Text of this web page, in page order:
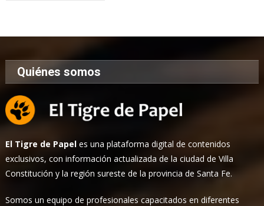
Quiénes somos
El Tigre de Papel es una plataforma digital de contenidos
exclusivos, con información actualizada de la ciudad de Villa
Constitución y la región sureste de la provincia de Santa Fe.
Somos un equipo de profesionales capacitados en diferentes